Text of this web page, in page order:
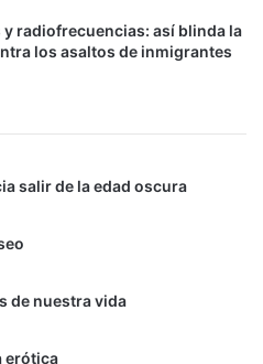
radiofrecuencias: así blinda la
los asaltos de inmigrantes
salir de la edad oscura
de nuestra vida
erótica